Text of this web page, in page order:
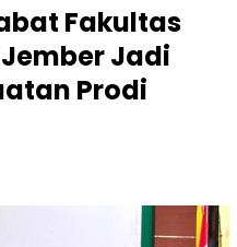
Fakultas
Jember Jadi
Prodi